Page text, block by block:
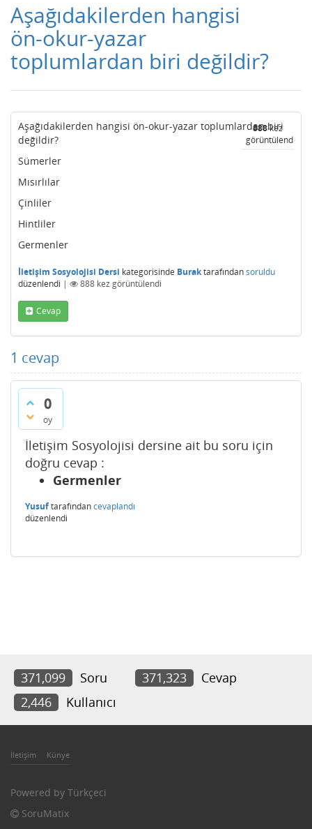
Aşağıdakilerden hangisi
ön-okur-yazar
toplumlardan biri değildir?
888kez
görüntülendi
Aşağıdakilerden hangisi ön-okur-yazar toplumlardan biri
değildir?
Sümerler
Mısırlılar
Çinliler
Hintliler
Germenler
İletişim Sosyolojisi Dersi kategorisinde Buraktarafındansoruldu
düzenlendi | 888 kez görüntülendi
Cevap
1 cevap
0
oy
İletişim Sosyolojisi dersine ait bu soru için
doğru cevap :
Germenler
Yusuftarafındancevaplandı
düzenlendi
371,099 Soru 371,323
Cevap
2,446
Kullanıcı
İletişim Künye
Powered by Türkçeci
SoruMatix